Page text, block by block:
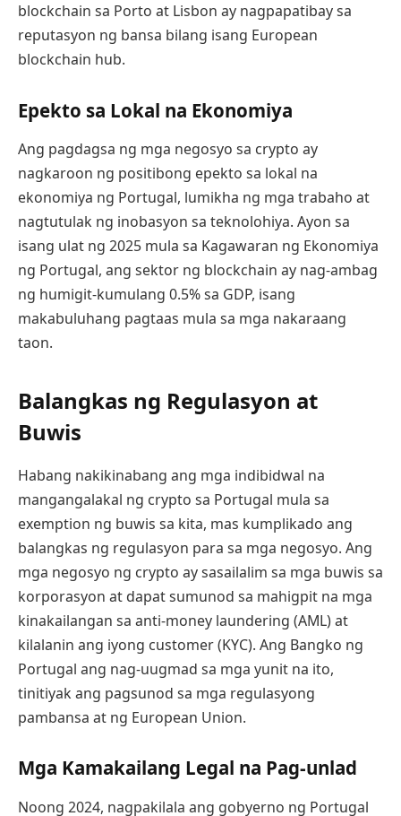
blockchain sa Porto at Lisbon ay nagpapatibay sa
reputasyon ng bansa bilang isang European
blockchain hub.
Epekto sa Lokal na Ekonomiya
Ang pagdagsa ng mga negosyo sa crypto ay
nagkaroon ng positibong epekto sa lokal na
ekonomiya ng Portugal, lumikha ng mga trabaho at
nagtutulak ng inobasyon sa teknolohiya. Ayon sa
isang ulat ng 2025 mula sa Kagawaran ng Ekonomiya
ng Portugal, ang sektor ng blockchain ay nag-ambag
ng humigit-kumulang 0.5% sa GDP, isang
makabuluhang pagtaas mula sa mga nakaraang
taon.
Balangkas ng Regulasyon at
Buwis
Habang nakikinabang ang mga indibidwal na
mangangalakal ng crypto sa Portugal mula sa
exemption ng buwis sa kita, mas kumplikado ang
balangkas ng regulasyon para sa mga negosyo. Ang
mga negosyo ng crypto ay sasailalim sa mga buwis sa
korporasyon at dapat sumunod sa mahigpit na mga
kinakailangan sa anti-money laundering (AML) at
kilalanin ang iyong customer (KYC). Ang Bangko ng
Portugal ang nag-uugmad sa mga yunit na ito,
tinitiyak ang pagsunod sa mga regulasyong
pambansa at ng European Union.
Mga Kamakailang Legal na Pag-unlad
Noong 2024, nagpakilala ang gobyerno ng Portugal